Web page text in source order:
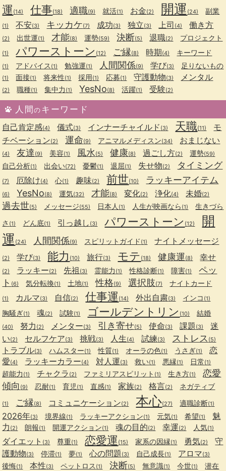
運 (14) 仕事(18) 適職(9) 就活(1) お金(2) 開運 (24) 副業
(1) 不安(3) キッカケ(7) 成功(3) 独立(3) 上司 (4) 働き方
(2) 出世運(1) 才能(8) 運勢(59) 決断(5) 退職(2) プロジェクト
(1) パワーストーン (12) ご縁(8) 時期(4) キーワード
(1) アドバイス (1) 勉強運(1) 人間関係(9) 学び(3) 足りないもの
(1) 面接(1) 将来性(1) 採用(1) 応募(1) 守護動物(3) メンタル
(2) 職種(1) 集中力 (1) YesNo(8) 活躍(1) 受験(2)
人間のキーワード
自己肯定感(4) 儀式(3) インナーチャイルド (3) 天職(11)
モ
チベーション(2) 運命(9) アニマルメディスン(34) おまじない
(4) 友達 (9) 美容(1) 風水(5) 健康(8) 過ごし方(2) 運勢(59)
自己分析(1) 出会い(72) 憂鬱(1) 退屈(1) 失せ物(2) タイミング
(7) 厄除け(4) 心(1) 趣味(2) 前世(10) ラッキーアイテム
(6) YesNo(8) 運気(32) 才能(8) 変化(2) 浄化(4) 未婚(2)
過去世(5) メッセージ(55) 日本人 (1) 人生が映画なら (1)
生きづら
さ (1) どん底(1) 引っ越し (3) パワーストーン (12)
開
運 (24) 人間関係(9) スピリットガイド (1) ナイトメッセージ
(2) 学び(3) 能力 (10) 旅行(3) モテ (18) 健康運(8) 幸せ
(2) ラッキー(2) 先祖 (3) 霊能力 (1) 性格診断(1) 障害(1)
ペッ
ト (6) 気分転換(1) 土地(1) 性格(9) 選択肢(7) ナイトカード
(1) カルマ(3) 自信(2) 仕事運 (14) 外出自粛(3) インコ (1)
胸騒ぎ(1) 魂(2) 試験(1) ゴールデントリン (10) 結婚
(40) 努力 (2) メンター(3) 引き寄せ(5) 使命(3) 課題 (3)
迷
い(2) セルフケア(3) 挑戦(3) 人生(4) 試練(3) ストレス (5)
トラブル(3) ハムスター(1) 性質(1) オーラの色(1) うさぎ(1)
恋
愛(4) ラッキーカラー(4) 対人運(3) 救い(1) 悪縁(1) 日常 (1)
超能力 (1) チャクラ (2) ファミリアスピリット (1) 生き方(1)
恋愛
傾向 (9) 忍耐(1) 育児 (1) 直感(1) 家族(2) 格言(2) ネガティブ
(1) ご縁(8) コミュニケーション(2) 本心(27) 適職診断(1)
2026年(3) 境界線(1) ラッキーアクション(1) 元気(1) 希望(1)
魅
力 (2) 朗報(1) 開運アクション(1) 魂の目的(2) 幸運(2) 人気(1)
ダイエット (3) 尊重(1) 恋愛運 (15) 家系の因縁(1) 勇気(2)
守
護動物(3) 停滞(1) 夢(1) 心の問題 (3) 自己成長(1) アロマ(3)
後悔(1) 本性(3) ペットロス (1) 決断(5) 無意識(1) 今世(1)
潜在